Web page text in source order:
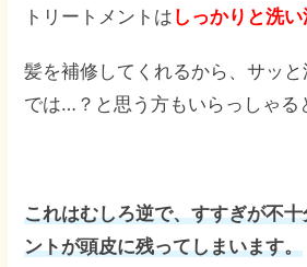
トリートメントは しっかりと洗
髪を補修してくれるから、サッ
では…？と思う方もいらっしゃる
これはむしろ逆で、すすぎが不
ントが頭皮に残ってしまいます。